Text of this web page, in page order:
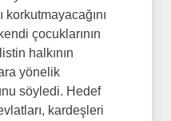
çocuklarının
halkının
yönelik
söyledi. Hedef
kardeşleri